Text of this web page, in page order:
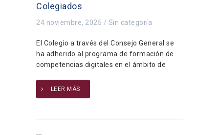
Colegiados
24 noviembre, 2025 / Sin categoría
El Colegio a través del Consejo General se
ha adherido al programa de formación de
competencias digitales en el ámbito de
LEER MÁS